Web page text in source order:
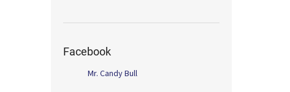
Facebook
Mr. Candy Bull